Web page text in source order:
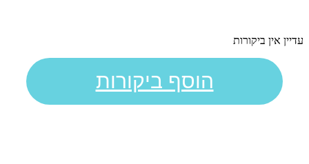
עדיין אין ביקורות
הוסף ביקורות